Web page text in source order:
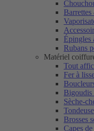
Épingles
Rubans
Matériel
Tout
Fer à
Bigoudis
Sèche-
Brosses
Capes